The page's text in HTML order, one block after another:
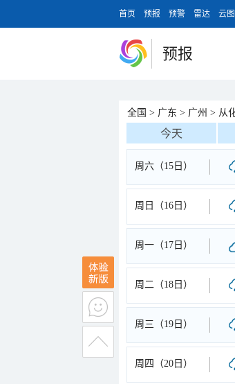
首页 预报 预警 雷达 云图
预报
全国 > 广东 > 广州 > 从
今天
周六（15日）
周日（16日）
周一（17日）
周二（18日）
周三（19日）
周四（20日）